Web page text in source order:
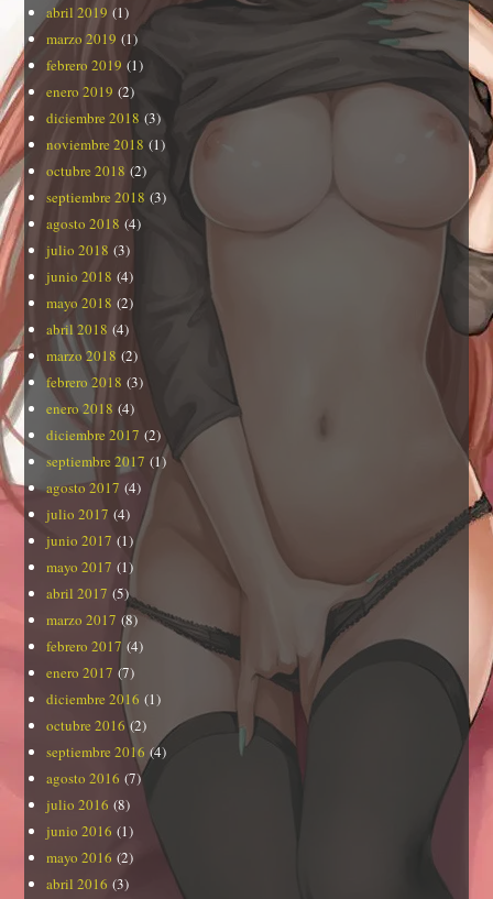
abril 2019 (1)
marzo 2019 (1)
febrero 2019 (1)
enero 2019 (2)
diciembre 2018 (3)
noviembre 2018 (1)
octubre 2018 (2)
septiembre 2018 (3)
agosto 2018 (4)
julio 2018 (3)
junio 2018 (4)
mayo 2018 (2)
abril 2018 (4)
marzo 2018 (2)
febrero 2018 (3)
enero 2018 (4)
diciembre 2017 (2)
septiembre 2017 (1)
agosto 2017 (4)
julio 2017 (4)
junio 2017 (1)
mayo 2017 (1)
abril 2017 (5)
marzo 2017 (8)
febrero 2017 (4)
enero 2017 (7)
diciembre 2016 (1)
octubre 2016(2)
septiembre 2016 (4)
agosto 2016 (7)
julio 2016 (8)
junio 2016 (1)
mayo 2016 (2)
abril 2016 (3)